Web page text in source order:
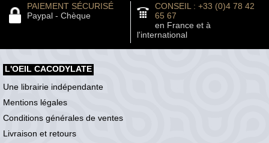
PAIEMENT SÉCURISÉ
Paypal - Chèque
CONSEIL : +33 (0)4 78 42
65 67
en France et à
l'international
L'OEIL CACODYLATE
Une librairie indépendante
Mentions légales
Conditions générales de ventes
Livraison et retours